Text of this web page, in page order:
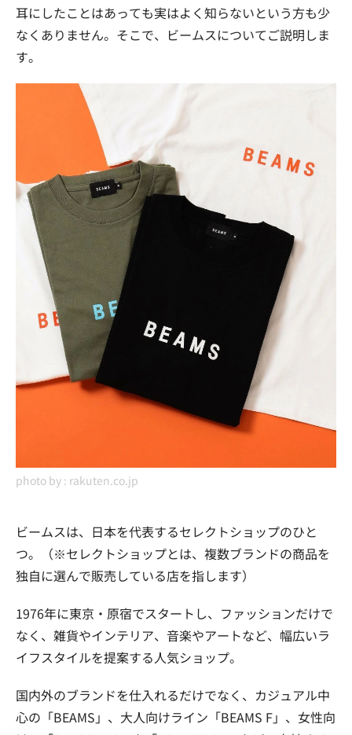
耳にしたことはあっても実はよく知らないという方も少
なくありません。そこで、ビームスについてご説明しま
す。
photo by : rakuten.co.jp
ビームスは、日本を代表するセレクトショップのひと
つ。（※セレクトショップとは、複数ブランドの商品を
独自に選んで販売している店を指します）
1976年に東京・原宿でスタートし、ファッションだけで
なく、雑貨やインテリア、音楽やアートなど、幅広いラ
イフスタイルを提案する人気ショップ。
国内外のブランドを仕入れるだけでなく、カジュアル中
心の「BEAMS」、大人向けライン「BEAMS F」、女性向